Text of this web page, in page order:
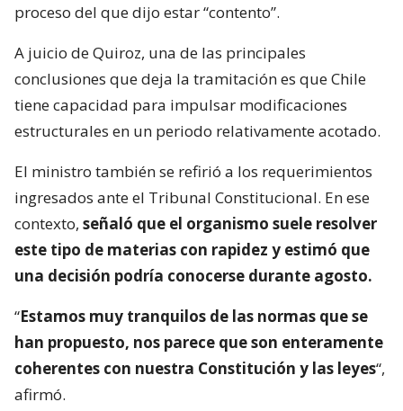
proceso del que dijo estar “contento”.
A juicio de Quiroz, una de las principales
conclusiones que deja la tramitación es que Chile
tiene capacidad para impulsar modificaciones
estructurales en un periodo relativamente acotado.
El ministro también se refirió a los requerimientos
ingresados ante el Tribunal Constitucional. En ese
contexto, señaló que el organismo suele resolver
este tipo de materias con rapidez y estimó que
una decisión podría conocerse durante agosto.
“Estamos muy tranquilos de las normas que se
han propuesto, nos parece que son enteramente
coherentes con nuestra Constitución y las leyes“,
afirmó.